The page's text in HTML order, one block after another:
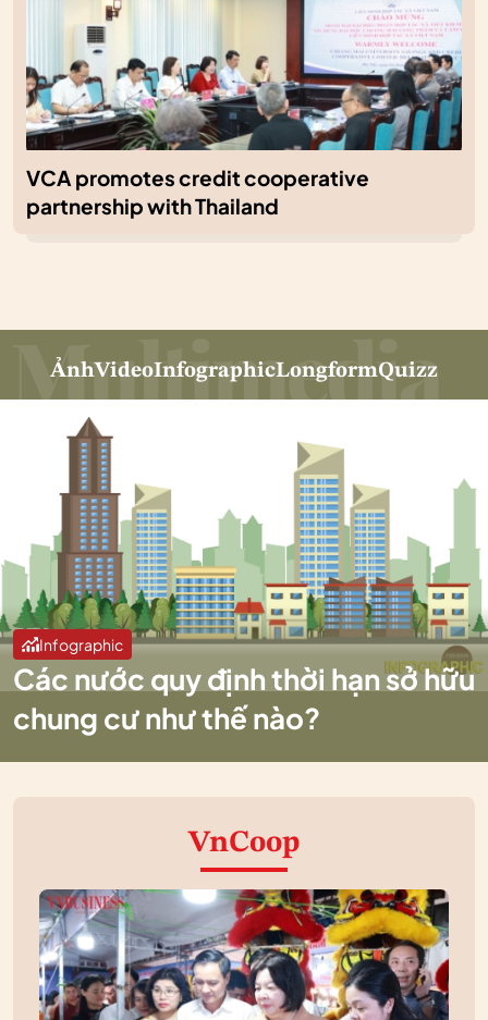
VCA promotes credit cooperative
partnership with Thailand
ẢnhVideoInfographicLongformQuizz
Infographic
Các nước quy định thời hạn sở hữu
chung cư như thế nào?
VnCoop